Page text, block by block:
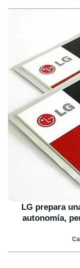
LG prepara
autonomía,